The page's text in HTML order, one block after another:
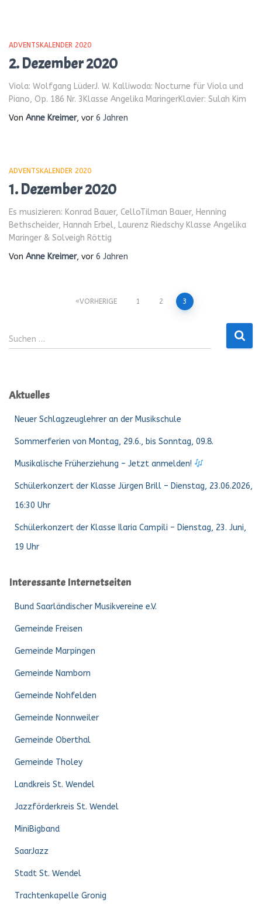
ADVENTSKALENDER 2020
2. Dezember 2020
Viola: Wolfgang LüderJ. W. Kalliwoda: Nocturne für Viola und
Piano, Op. 186 Nr. 3Klasse Angelika MaringerKlavier: Sulah Kim
Von Anne Kreimer, vor 6 Jahren
ADVENTSKALENDER 2020
1. Dezember 2020
Es musizieren: Konrad Bauer, CelloTilman Bauer, Henning
Bethscheider, Hannah Erbel, Laurenz Riedschy Klasse Angelika
Maringer & Solveigh Röttig
Von Anne Kreimer, vor 6 Jahren
Seitennummerierung
der
VORHERIGE 1 2 3
Suchen
nach:
Suchen …
Aktuelles
Neuer Schlagzeuglehrer an der Musikschule
Sommerferien von Montag, 29.6., bis Sonntag, 09.8.
Musikalische Früherziehung – Jetzt anmelden!
Schülerkonzert der Klasse Jürgen Brill – Dienstag, 23.06.2026,
16:30 Uhr
Schülerkonzert der Klasse Ilaria Campili – Dienstag, 23. Juni,
19 Uhr
Interessante Internetseiten
Bund Saarländischer Musikvereine e.V.
Gemeinde Freisen
Gemeinde Marpingen
Gemeinde Namborn
Gemeinde Nohfelden
Gemeinde Nonnweiler
Gemeinde Oberthal
Gemeinde Tholey
Landkreis St. Wendel
Jazzförderkreis St. Wendel
MiniBigband
SaarJazz
Stadt St. Wendel
Trachtenkapelle Gronig